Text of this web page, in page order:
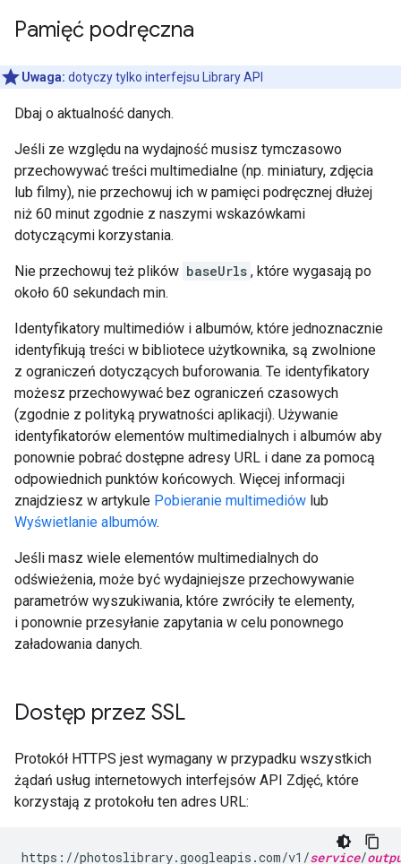
Pamięć podręczna
Uwaga: dotyczy tylko interfejsu Library API
Dbaj o aktualność danych.
Jeśli ze względu na wydajność musisz tymczasowo
przechowywać treści multimedialne (np. miniatury, zdjęcia
lub filmy), nie przechowuj ich w pamięci podręcznej dłużej
niż 60 minut zgodnie z naszymi wskazówkami
dotyczącymi korzystania.
Nie przechowuj też plików baseUrls , które wygasają po
około 60 sekundach min.
Identyfikatory multimediów i albumów, które jednoznacznie
identyfikują treści w bibliotece użytkownika, są zwolnione
z ograniczeń dotyczących buforowania. Te identyfikatory
możesz przechowywać bez ograniczeń czasowych
(zgodnie z polityką prywatności aplikacji). Używanie
identyfikatorów elementów multimedialnych i albumów aby
ponownie pobrać dostępne adresy URL i dane za pomocą
odpowiednich punktów końcowych. Więcej informacji
znajdziesz w artykule Pobieranie multimediów lub
Wyświetlanie albumów.
Jeśli masz wiele elementów multimedialnych do
odświeżenia, może być wydajniejsze przechowywanie
parametrów wyszukiwania, które zwróciły te elementy,
i ponownie przesyłanie zapytania w celu ponownego
załadowania danych.
Dostęp przez SSL
Protokół HTTPS jest wymagany w przypadku wszystkich
żądań usług internetowych interfejsów API Zdjęć, które
korzystają z protokołu ten adres URL:
https://photoslibrary.googleapis.com/v1/service/